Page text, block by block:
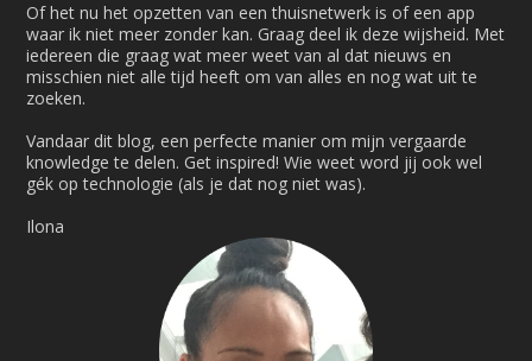
Of het nu het opzetten van een thuisnetwerk is of een app
waar ik niet meer zonder kan. Graag deel ik deze wijsheid. Met
iedereen die graag wat meer weet van al dat nieuws en
misschien niet alle tijd heeft om van alles en nog wat uit te
zoeken.
Vandaar dit blog, een perfecte manier om mijn vergaarde
knowledge te delen. Get inspired! Wie weet word jij ook wel
gék op technologie (als je dat nog niet was).
Ilona